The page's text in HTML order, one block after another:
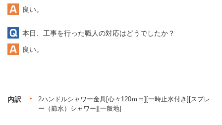
良い。
本日、工事を行った職人の対応はどうでしたか？
良い。
内訳
2ハンドルシャワー金具[心々120ｍｍ][一時止水付き][スプレ
ー（節水）シャワー][一般地]